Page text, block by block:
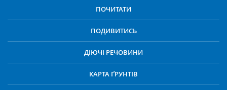
ПОЧИТАТИ
ПОДИВИТИСЬ
ДІЮЧІ РЕЧОВИНИ
КАРТА ҐРУНТІВ